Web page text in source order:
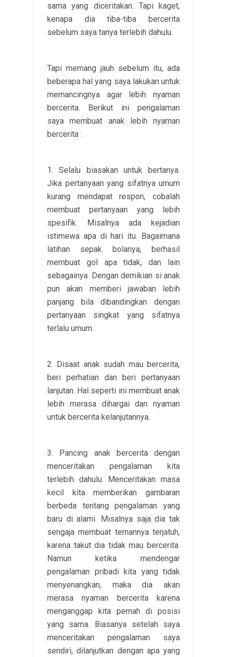
sama yang diceritakan. Tapi kaget,
kenapa dia tiba-tiba bercerita
sebelum saya tanya terlebih dahulu.
Tapi memang jauh sebelum itu, ada
beberapa hal yang saya lakukan untuk
memancingnya agar lebih nyaman
bercerita. Berikut ini pengalaman
saya membuat anak lebih nyaman
bercerita :
1. Selalu biasakan untuk bertanya.
Jika pertanyaan yang sifatnya umum
kurang mendapat respon, cobalah
membuat pertanyaan yang lebih
spesifik. Misalnya ada kejadian
istimewa apa di hari itu. Bagaimana
latihan sepak bolanya, berhasil
membuat gol apa tidak, dan lain
sebagainya. Dengan demikian si anak
pun akan memberi jawaban lebih
panjang bila dibandingkan dengan
pertanyaan singkat yang sifatnya
terlalu umum.
2. Disaat anak sudah mau bercerita,
beri perhatian dan beri pertanyaan
lanjutan. Hal seperti ini membuat anak
lebih merasa dihargai dan nyaman
untuk bercerita kelanjutannya.
3. Pancing anak bercerita dengan
menceritakan pengalaman kita
terlebih dahulu. Menceritakan masa
kecil kita memberikan gambaran
berbeda tentang pengalaman yang
baru di alami. Misalnya saja dia tak
sengaja membuat temannya terjatuh,
karena takut dia tidak mau bercerita.
Namun ketika mendengar
pengalaman pribadi kita yang tidak
menyenangkan, maka dia akan
merasa nyaman bercerita karena
menganggap kita pernah di posisi
yang sama. Biasanya setelah saya
menceritakan pengalaman saya
sendiri, dilanjutkan dengan apa yang